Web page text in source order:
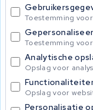
Toestemming
Toestemming
Analytische
Opslag voor
Opslag voor
Personalisatie